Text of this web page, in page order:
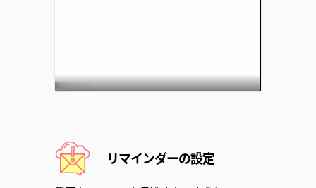
Unmute
リマインダーの設定